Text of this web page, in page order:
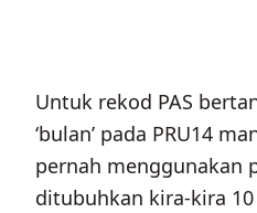
Untuk rekod PAS
‘bulan’ pada PRU14
pernah menggunakan
ditubuhkan kira-kira